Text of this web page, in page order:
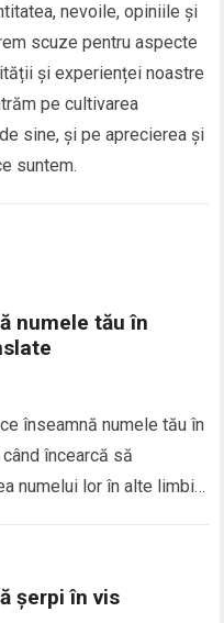
nevoile, opiniile și
scuze pentru aspecte
și experienței noastre
pe cultivarea
sine, și pe aprecierea și
suntem.
numele tău în
înseamnă numele tău în
încearcă să
numelui lor în alte limbi.
numele sunt
personală și, de…
șerpi în vis